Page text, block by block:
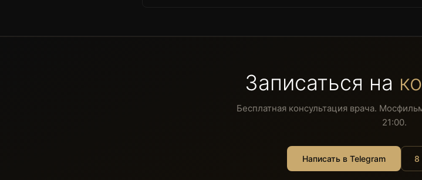
Записаться на
Бесплатная консультация врача.
21:00.
Написать в Telegram 8